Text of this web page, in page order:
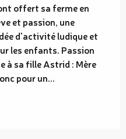
offert sa ferme en
et passion, une
d'activité ludique et
les enfants. Passion
à sa fille Astrid : Mère
pour un...